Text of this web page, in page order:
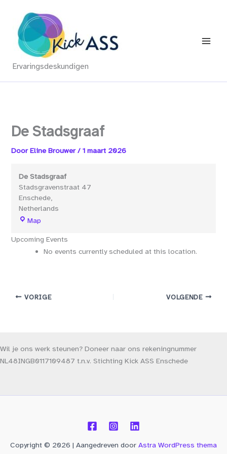
inhoud
Ervaringsdeskundigen
De Stadsgraaf
DoorEline Brouwer/1 maart 2026
De Stadsgraaf
Stadsgravenstraat 47
Enschede
Netherlands
Map
Upcoming Events
No events currently scheduled at this location.
VORIGE VOLGENDE
Wil je ons werk steunen? Doneer naar ons rekeningnummer
NL48INGB0117109487 t.n.v. Stichting Kick ASS Enschede
Copyright © 2026 | Aangedreven door Astra WordPress thema